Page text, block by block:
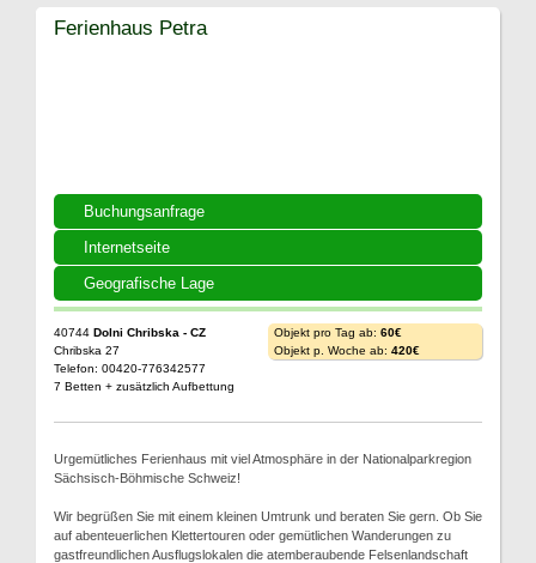
Buchungsanfrage
Internetseite
Geografische Lage
Ferienhaus Petra
40744 Dolni Chribska - CZ
Chribska 27
Telefon: 00420-776342577
7 Betten + zusätzlich Aufbettung
Objekt pro Tag ab: 60€
Objekt p. Woche ab: 420€
Urgemütliches Ferienhaus mit viel Atmosphäre in der Nationalparkregion
Sächsisch-Böhmische Schweiz!
Wir begrüßen Sie mit einem kleinen Umtrunk und beraten Sie gern. Ob Sie
auf abenteuerlichen Klettertouren oder gemütlichen Wanderungen zu
gastfreundlichen Ausflugslokalen die atemberaubende Felsenlandschaft